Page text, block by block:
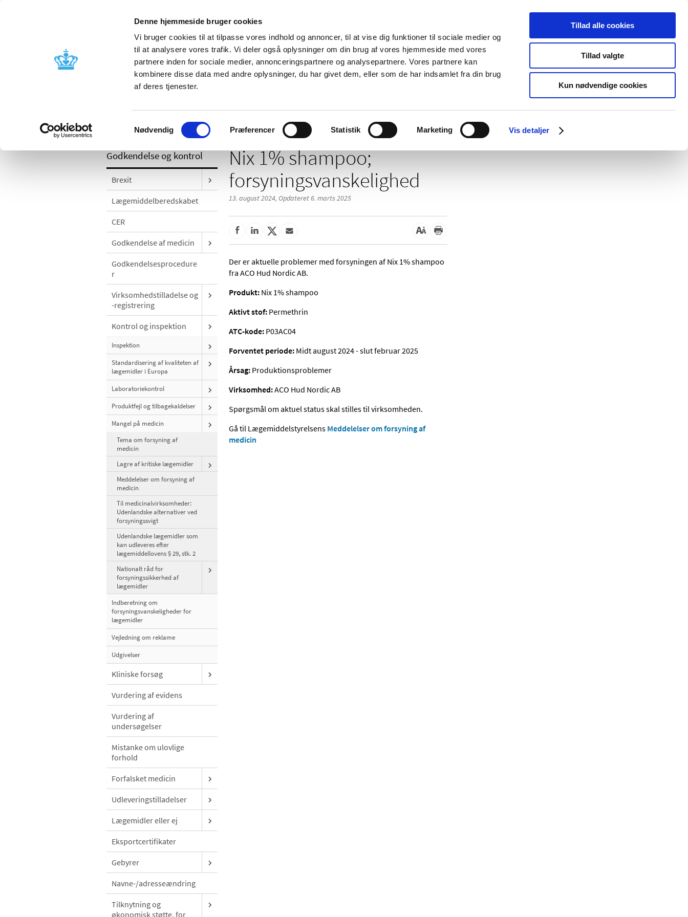
Denne hjemmeside bruger cookies
Vi bruger cookies til at tilpasse vores indhold og annoncer, til at vise dig funktioner til sociale medier og
til at analysere vores trafik. Vi deler også oplysninger om din brug af vores hjemmeside med vores
partnere inden for sociale medier, annonceringspartnere og analysepartnere. Vores partnere kan
kombinere disse data med andre oplysninger, du har givet dem, eller som de har indsamlet fra din brug
af deres tjenester.
Samtykkevalg
Nødvendig Præferencer Statistik Marketing Vis detaljer
Tillad alle cookies
Tillad valgte
Kun nødvendige cookies
Nyheder Om os Kontakt Udgivelser
Godkendelse og
Bivirkninger og
produktinformation
Tilskud og
Apoteker og salg af
Medicinsk
Særlige
produktområder
shampoo; forsyningsvanskelighed
Godkendelse og kontrol
Brexit
Lægemiddelberedskabet
CER
Godkendelse af medicin
Godkendelsesprocedure
r
Virksomhedstilladelse og
-registrering
Kontrol og inspektion
Inspektion
Standardisering af kvaliteten af
lægemidler i Europa
Laboratoriekontrol
Produktfejl og tilbagekaldelser
Mangel på medicin
Tema om forsyning af
medicin
Lagre af kritiske lægemidler
Meddelelser om forsyning af
medicin
Til medicinalvirksomheder:
Udenlandske alternativer ved
forsyningssvigt
Udenlandske lægemidler som
kan udleveres efter
lægemiddellovens § 29, stk. 2
Nationalt råd for
forsyningssikkerhed af
lægemidler
Indberetning om
forsyningsvanskeligheder for
lægemidler
Vejledning om reklame
Udgivelser
Kliniske forsøg
Vurdering af evidens
Vurdering af
undersøgelser
Mistanke om ulovlige
forhold
Forfalsket medicin
Udleveringstilladelser
Lægemidler eller ej
Eksportcertifikater
Gebyrer
Navne-/adresseændring
Tilknytning og
økonomisk støtte, for
Nix 1% shampoo;
forsyningsvanskelighed
13. august 2024, Opdateret 6. marts 2025
Der er aktuelle problemer med forsyningen af Nix 1% shampoo
fra ACO Hud Nordic AB.
Produkt: Nix 1% shampoo
Aktivt stof: Permethrin
ATC-kode: P03AC04
Forventet periode: Midt august 2024 - slut februar 2025
Årsag: Produktionsproblemer
Virksomhed:ACO Hud Nordic AB
Spørgsmål om aktuel status skal stilles til virksomheden.
Gå til Lægemiddelstyrelsens Meddelelser om forsyning af
medicin